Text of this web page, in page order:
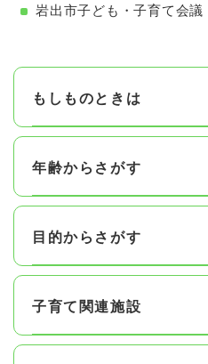
岩出市子ども・子育て会議
もしものときは
年齢からさがす
目的からさがす
子育て関連施設